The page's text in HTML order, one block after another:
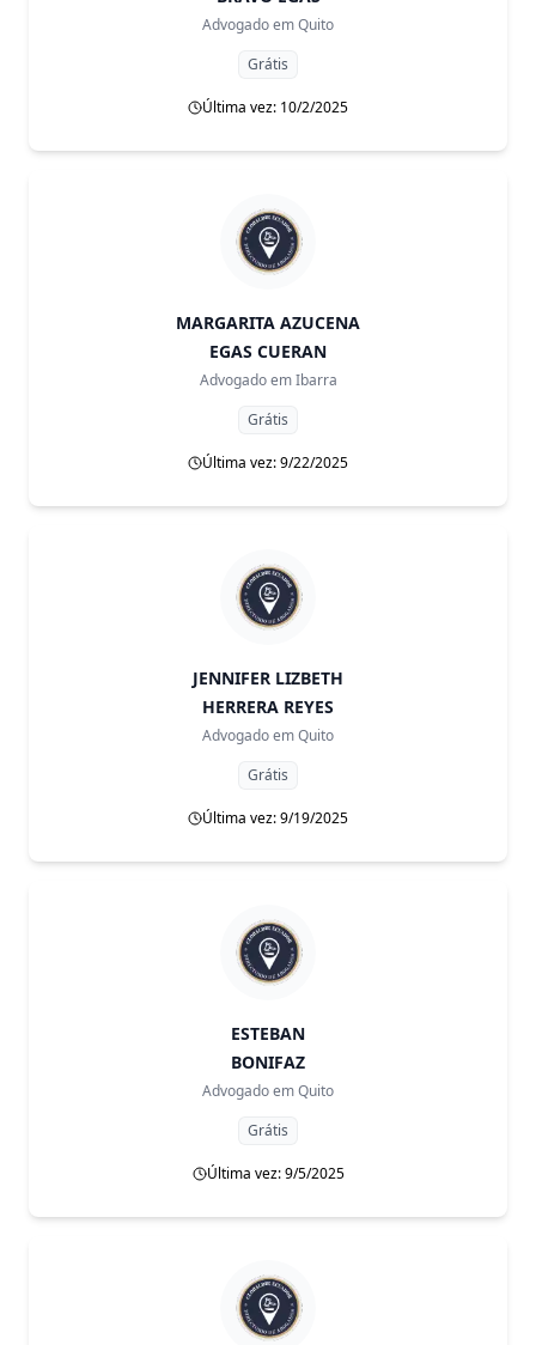
Advogado emQuito
Grátis
Última vez: 10/2/2025
MARGARITA AZUCENA
EGAS CUERAN
Advogado em Ibarra
Grátis
Última vez: 9/22/2025
JENNIFER LIZBETH
HERRERA REYES
Advogado emQuito
Grátis
Última vez: 9/19/2025
ESTEBAN
BONIFAZ
Advogado emQuito
Grátis
Última vez: 9/5/2025